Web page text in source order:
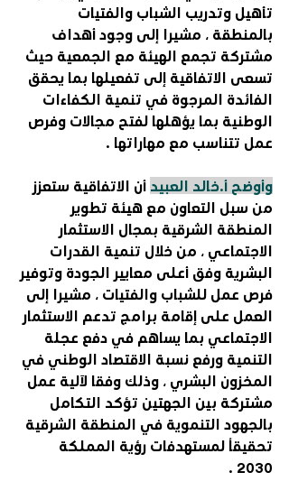
تأهيل وتدريب الشباب والفتيات
بالمنطقة ، مشيرا إلى وجود أهداف
مشتركة تجمع الهيئة مع الجمعية حيث
تسعى الاتفاقية إلى تفعيلها بما يحقق
الفائدة المرجوة في تنمية الكفاءات
الوطنية بما يؤهلها لفتح مجالات وفرص
عمل تتناسب مع مهاراتها .
وأوضح أ.خالد العبيد أن الاتفاقية ستعزز
من سبل التعاون مع هيئة تطوير
المنطقة الشرقية بمجال الاستثمار
الاجتماعي ، من خلال تنمية القدرات
البشرية وفق أعلى معايير الجودة وتوفير
فرص عمل للشباب والفتيات ، مشيرا إلى
العمل على إقامة برامج تدعم الاستثمار
الاجتماعي بما يساهم في دفع عجلة
التنمية ورفع نسبة الاقتصاد الوطني في
المخزون البشري ، وذلك وفقا لآلية عمل
مشتركة بين الجهتين تؤكد التكامل
بالجهود التنموية في المنطقة الشرقية
تحقيقاً لمستهدفات رؤية المملكة
2030 .